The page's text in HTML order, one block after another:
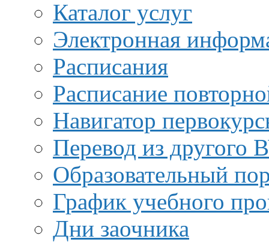
Каталог услуг
Электронная
Расписания
Расписание
Навигатор
Перевод из другого
Образовательный
График учебного
Дни заочника